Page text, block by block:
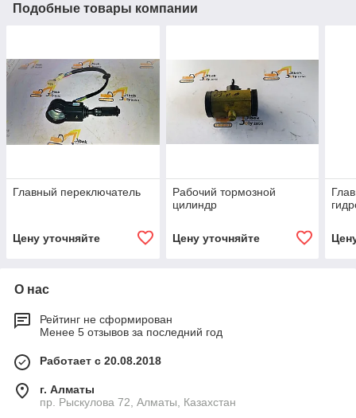
Подобные товары компании
Главный переключатель
Цену уточняйте
Рабочий тормозной
цилиндр
Цену уточняйте
О нас
Рейтинг не сформирован
Менее 5 отзывов за последний год
Работает с 20.08.2018
г. Алматы
пр. Рыскулова 72, Алматы, Казахстан